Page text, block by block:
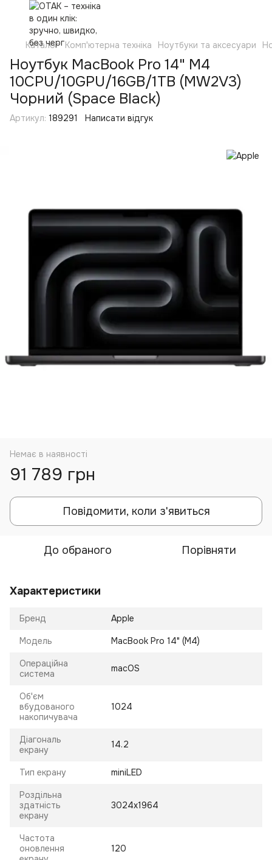
Каталог Комп'ютерна техніка Ноутбуки та аксесуари
Ноутбук MacBook Pro 14" M4
10CPU/10GPU/16GB/1TB (MW2V3)
Чорний (Space Black)
Артикул: 189291 Написати відгук
Немає в наявності
91 789 грн
Повідомити, коли з'явиться
До обраного Порівняти
Характеристики
Бренд Apple
Модель MacBook Pro 14" (M4)
Операційна
система
macOS
Об'єм
вбудованого
накопичувача
1024
Діагональ
екрану
14.2
Тип екрану miniLED
Роздільна
здатність
екрану
3024x1964
Частота
оновлення
120